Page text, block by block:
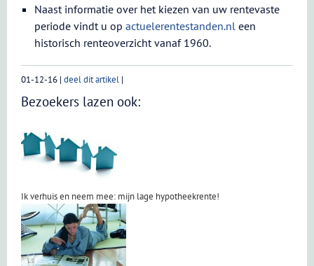
Naast informatie over het kiezen van uw rentevaste
periode vindt u opactuelerentestanden.nl een
historisch renteoverzicht vanaf 1960.
01-12-16 | deel dit artikel |
Bezoekers lazen ook:
Ik verhuis en neem mee: mijn lage hypotheekrente!